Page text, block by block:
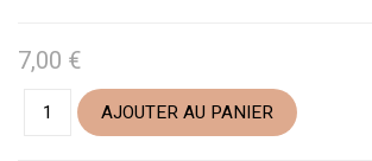
7,00 €
AJOUTER AU PANIER